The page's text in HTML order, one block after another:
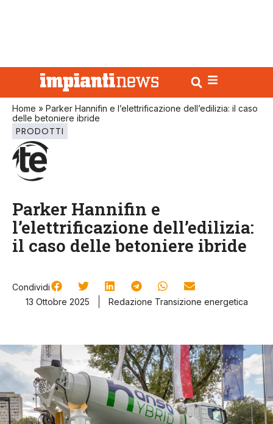
Home » Parker Hannifin e l’elettrificazione dell’edilizia: il caso
delle betoniere ibride
PRODOTTI
Parker Hannifin e
l’elettrificazione dell’edilizia:
il caso delle betoniere ibride
Condividi
13 Ottobre 2025
Redazione Transizione energetica